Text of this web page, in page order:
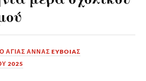
ΑΓΙΑΣ ΑΝΝΑΣ EYBOIAΣ
2025